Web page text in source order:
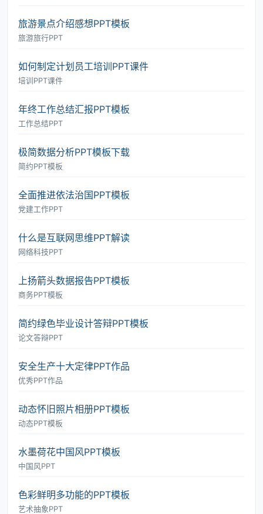
旅游景点介绍感想PPT模板
旅游旅行PPT
如何制定计划员工培训PPT课件
培训PPT课件
年终工作总结汇报PPT模板
工作总结PPT
极简数据分析PPT模板下载
简约PPT模板
全面推进依法治国PPT模板
党建工作PPT
什么是互联网思维PPT解读
网络科技PPT
上扬箭头数据报告PPT模板
商务PPT模板
简约绿色毕业设计答辩PPT模板
论文答辩PPT
安全生产十大定律PPT作品
优秀PPT作品
动态怀旧照片相册PPT模板
动态PPT模板
水墨荷花中国风PPT模板
中国风PPT
色彩鲜明多功能的PPT模板
艺术抽象PPT